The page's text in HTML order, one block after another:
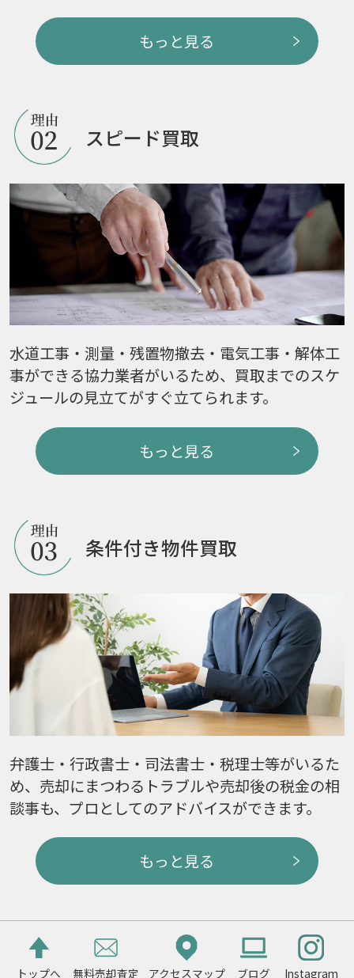
もっと見る
スピード買取
水道工事・測量・残置物撤去・電気工事・解体工
事ができる協力業者がいるため、買取までのスケ
ジュールの見立てがすぐ立てられます。
もっと見る
条件付き物件買取
弁護士・行政書士・司法書士・税理士等がいるた
め、売却にまつわるトラブルや売却後の税金の相
談事も、プロとしてのアドバイスができます。
もっと見る
トップへ 無料売却査定 アクセスマップ ブログ Instagram